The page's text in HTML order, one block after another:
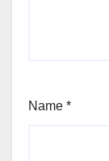
Name *